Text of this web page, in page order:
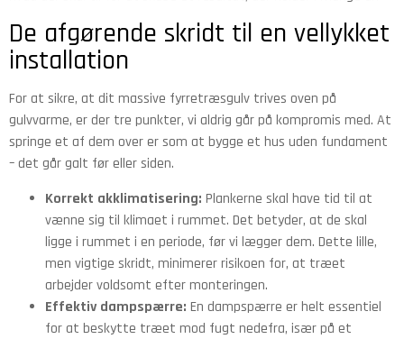
De afgørende skridt til en vellykket
installation
For at sikre, at dit massive fyrretræsgulv trives oven på
gulvvarme, er der tre punkter, vi aldrig går på kompromis med. At
springe et af dem over er som at bygge et hus uden fundament
– det går galt før eller siden.
Korrekt akklimatisering: Plankerne skal have tid til at
vænne sig til klimaet i rummet. Det betyder, at de skal
ligge i rummet i en periode, før vi lægger dem. Dette lille,
men vigtige skridt, minimerer risikoen for, at træet
arbejder voldsomt efter monteringen.
Effektiv dampspærre: En dampspærre er helt essentiel
for at beskytte træet mod fugt nedefra, især på et